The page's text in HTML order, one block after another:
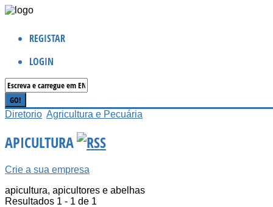
REGISTAR
LOGIN
Diretorio Agricultura e Pecuária
APICULTURA
Crie a sua empresa
apicultura, apicultores e abelhas
Resultados 1 - 1 de 1